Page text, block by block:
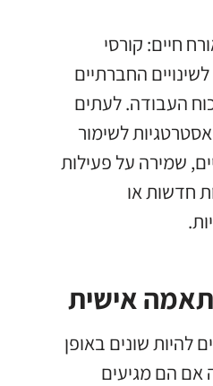
חיים: קורסי
החברתיים
העבודה. לעתים
לשימור
שמירה על פעילות
חדשות או
אישית
להיות שונים באופן
הם מגיעים